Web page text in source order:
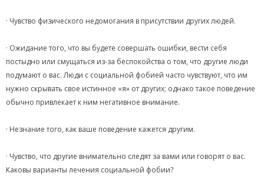
· Чувство физического недомогания в присутствии других людей.
· Ожидание того, что вы будете совершать ошибки, вести себя
постыдно или смущаться из-за беспокойства о том, что другие люди
подумают о вас. Люди с социальной фобией часто чувствуют, что им
нужно скрывать свое истинное «я» от других; однако такое поведение
обычно привлекает к ним негативное внимание.
· Незнание того, как ваше поведение кажется другим.
· Чувство, что другие внимательно следят за вами или говорят о вас.
Каковы варианты лечения социальной фобии?